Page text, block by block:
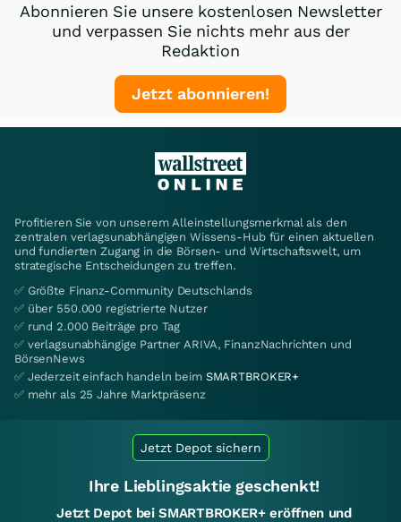
Abonnieren Sie unsere kostenlosen Newsletter
und verpassen Sie nichts mehr aus der
Redaktion
Jetzt abonnieren!
Profitieren Sie von unserem Alleinstellungsmerkmal als den
zentralen verlagsunabhängigen Wissens-Hub für einen aktuellen
und fundierten Zugang in die Börsen- und Wirtschaftswelt, um
strategische Entscheidungen zu treffen.
✅ Größte Finanz-Community Deutschlands
✅ über 550.000 registrierte Nutzer
✅ rund 2.000 Beiträge pro Tag
✅ verlagsunabhängige Partner ARIVA, FinanzNachrichten und
BörsenNews
✅ Jederzeit einfach handeln beim SMARTBROKER+
✅ mehr als 25 Jahre Marktpräsenz
Jetzt Depot sichern
Ihre Lieblingsaktie geschenkt!
Jetzt Depot bei SMARTBROKER+ eröffnen und